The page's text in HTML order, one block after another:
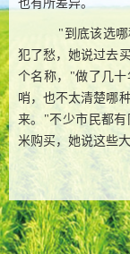
也有所差异。
"到底该选哪
犯了愁，她说过去
个名称，"做了几
哨，也不太清楚哪
来。"不少市民都
米购买，她说这些